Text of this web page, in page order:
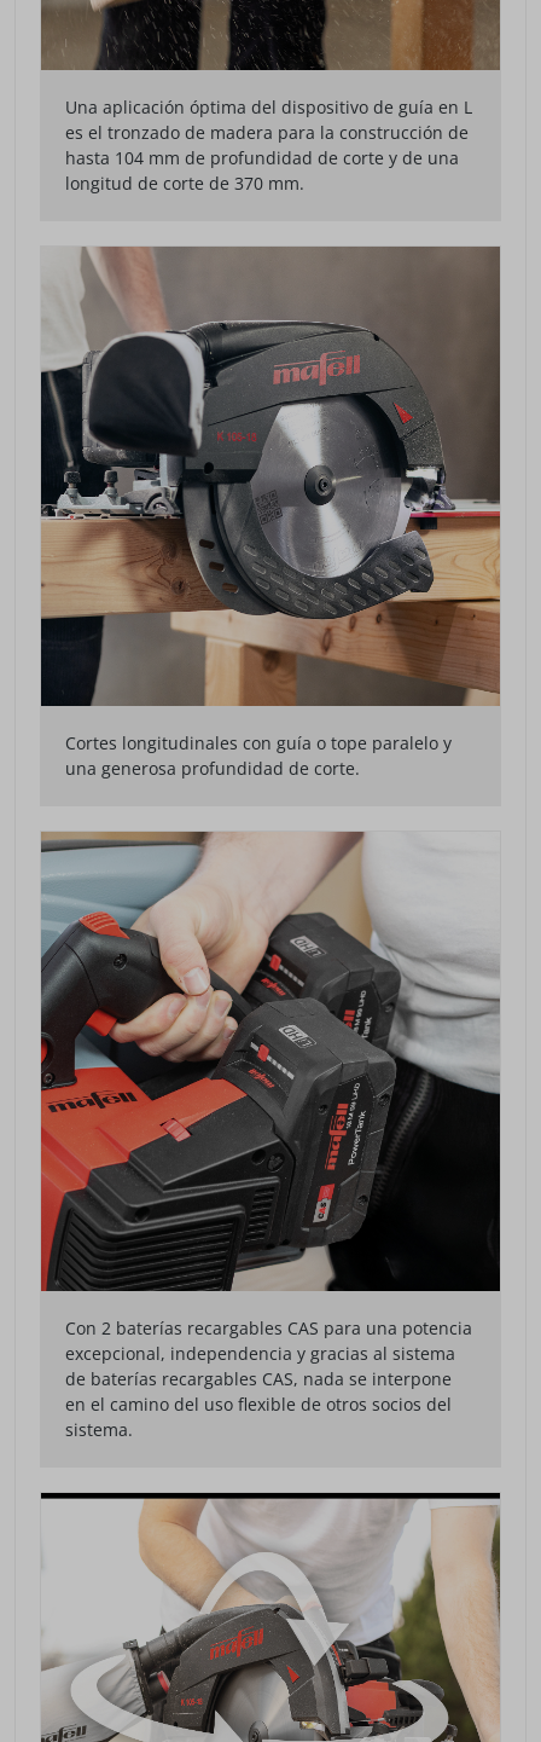
Una aplicación óptima del dispositivo de guía en L
es el tronzado de madera para la construcción de
hasta 104 mm de profundidad de corte y de una
longitud de corte de 370 mm.
Cortes longitudinales con guía o tope paralelo y
una generosa profundidad de corte.
Con 2 baterías recargables CAS para una potencia
excepcional, independencia y gracias al sistema
de baterías recargables CAS, nada se interpone
en el camino del uso flexible de otros socios del
sistema.